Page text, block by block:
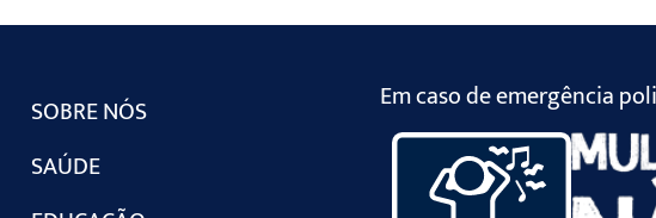
SOBRE NÓS
SAÚDE
Em caso de emergência